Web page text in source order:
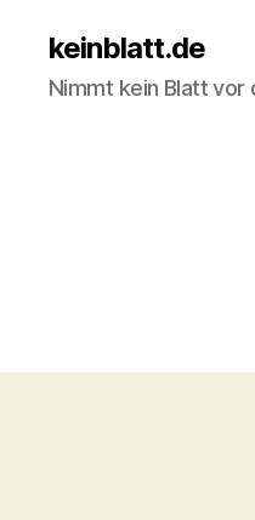
keinblatt.de
Nimmt kein Blatt vor